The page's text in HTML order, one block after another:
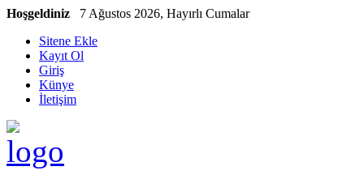
Hoşgeldiniz
7 Ağustos 2026, Hayırlı Cumalar
Sitene Ekle
Kayıt Ol
Giriş
Künye
İletişim